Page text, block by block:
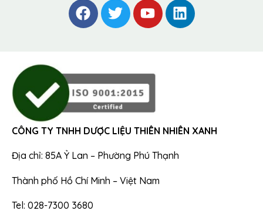
CÔNG TY TNHH DƯỢC LIỆU THIÊN NHIÊN XANH
Địa chỉ: 85A Ỷ Lan – Phường Phú Thạnh
Thành phố Hồ Chí Minh – Việt Nam
Tel: 028-7300 3680